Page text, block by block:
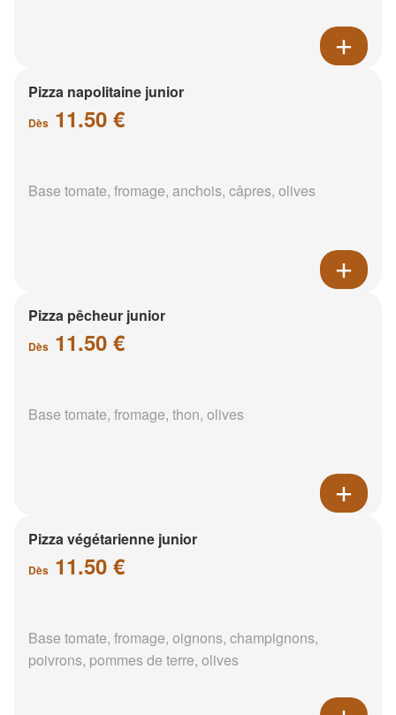
Pizza napolitaine junior
Dès 11.50 €
Base tomate, fromage, anchois, câpres, olives
Pizza pêcheur junior
Dès 11.50 €
Base tomate, fromage, thon, olives
Pizza végétarienne junior
Dès 11.50 €
Base tomate, fromage, oignons, champignons,
poivrons, pommes de terre, olives